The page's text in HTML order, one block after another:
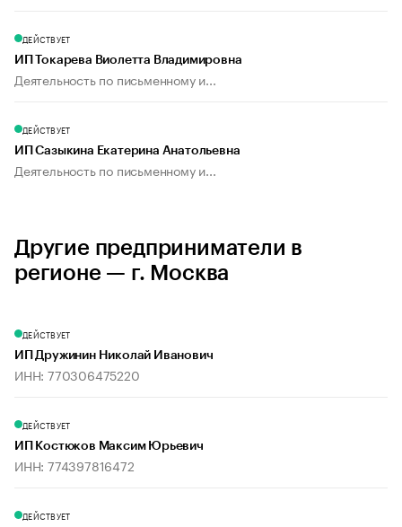
ДЕЙСТВУЕТ
ИП Токарева Виолетта Владимировна
Деятельность по письменному и...
ДЕЙСТВУЕТ
ИП Сазыкина Екатерина Анатольевна
Деятельность по письменному и...
Другие предприниматели в
регионе — г. Москва
ДЕЙСТВУЕТ
ИП Дружинин Николай Иванович
ИНН: 770306475220
ДЕЙСТВУЕТ
ИП Костюков Максим Юрьевич
ИНН: 774397816472
ДЕЙСТВУЕТ